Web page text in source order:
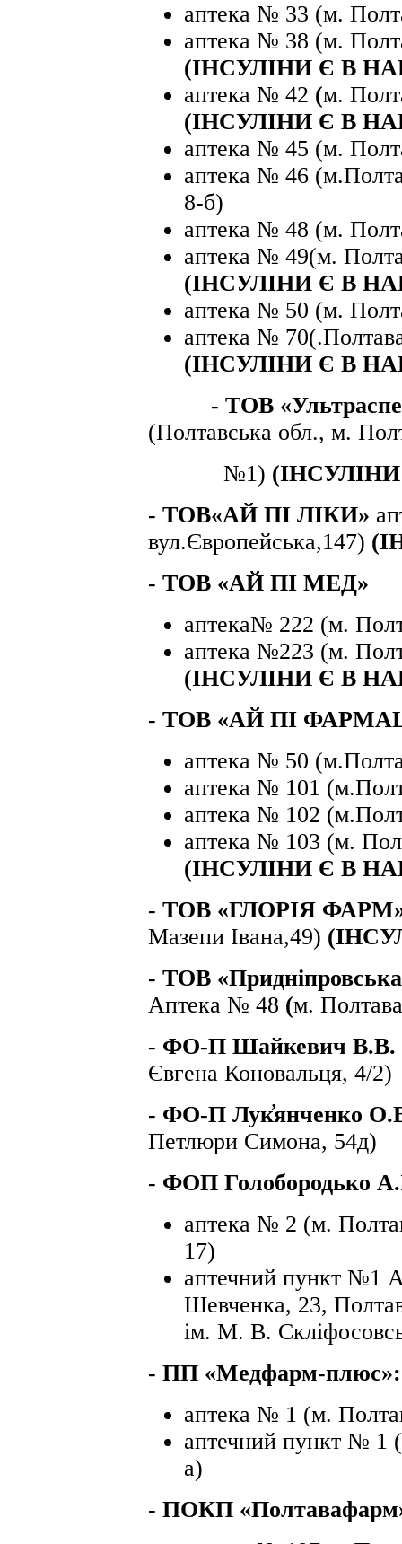
аптека № 33 (м.
аптека № 38 (м.
(ІНСУЛІНИ Є В
аптека № 42 (м.
(ІНСУЛІНИ Є В
аптека № 45 (м.
аптека № 46
8-б)
аптека № 48 (м.
аптека № 49(м.
(ІНСУЛІНИ Є В
аптека № 50 (м.
аптека №
(ІНСУЛІНИ Є В
- ТОВ
(Полтавська обл., м.
№1)
- ТОВ«АЙ ПІ ЛІКИ»
вул.Європейська,147)
- ТОВ «АЙ ПІ МЕД»
аптека№ 222 (м.
аптека №223 (м.
(ІНСУЛІНИ Є В
- ТОВ «АЙ ПІ
аптека № 50
аптека № 101
аптека № 102
аптека № 103 (м.
(ІНСУЛІНИ Є В
- ТОВ «ГЛОРІЯ
Мазепи Івана,49)
- ТОВ
Аптека № 48 (м.
- ФО-П Шайкевич В.В.
Євгена Коновальця, 4/2)
- ФО-П Лук҆янченко
Петлюри Симона, 54д)
- ФОП Голобородько
аптека № 2 (м.
17)
аптечний пункт №1
Шевченка, 23,
ім. М. В.
- ПП «Медфарм-плюс»:
аптека № 1 (м.
аптечний пункт № 1
а)
- ПОКП